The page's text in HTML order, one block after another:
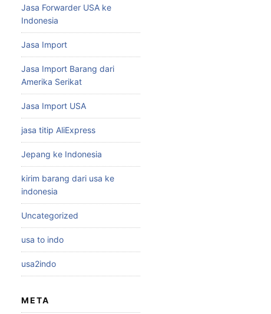
Jasa Forwarder USA ke
Indonesia
Jasa Import
Jasa Import Barang dari
Amerika Serikat
Jasa Import USA
jasa titip AliExpress
Jepang ke Indonesia
kirim barang dari usa ke
indonesia
Uncategorized
usa to indo
usa2indo
META